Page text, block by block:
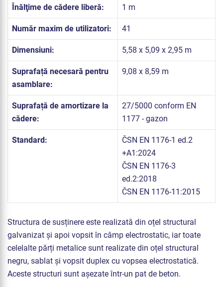
Înălţime de cădere liberă: 1 m
Număr maxim de utilizatori: 41
Dimensiuni: 5,58 x 5,09 x 2,95 m
Suprafață necesară pentru
asamblare:
9,08 x 8,59 m
Suprafață de amortizare la
cădere:
27/5000 conform EN
1177 - gazon
Standard:
ČSN EN 1176-1 ed.2
+A1:2024
ČSN EN 1176-3
ed.2:2018
ČSN EN 1176-11:2015
Structura de susținere este realizată din oțel structural
galvanizat și apoi vopsit în câmp electrostatic, iar toate
celelalte părți metalice sunt realizate din oțel structural
negru, sablat și vopsit duplex cu vopsea electrostatică.
Aceste structuri sunt așezate într-un pat de beton.